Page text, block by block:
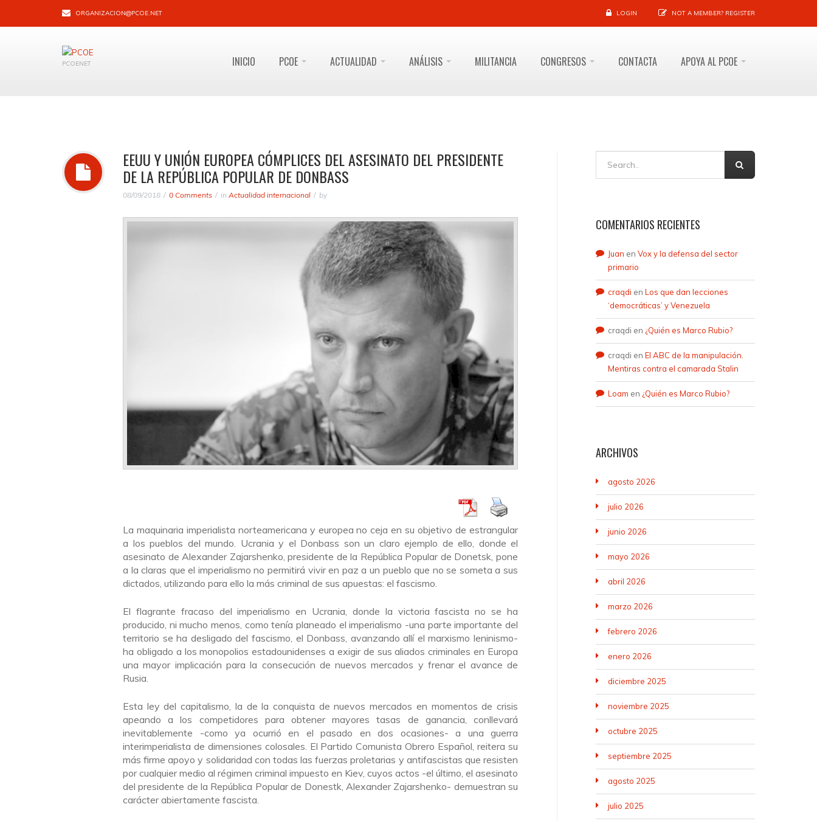
ORGANIZACION@PCOE.NET LOGIN NOT A MEMBER? REGISTER
PCOENET INICIO PCOE ACTUALIDAD ANÁLISIS MILITANCIA CONGRESOS CONTACTA APOYA AL PCOE
EEUU Y UNIÓN EUROPEA CÓMPLICES DEL ASESINATO DEL PRESIDENTE
DE LA REPÚBLICA POPULAR DE DONBASS
08/09/2018 0 Comments in Actualidad internacional by
La maquinaria imperialista norteamericana y europea no ceja en su objetivo de estrangular
a los pueblos del mundo. Ucrania y el Donbass son un claro ejemplo de ello, donde el
asesinato de Alexander Zajarshenko, presidente de la República Popular de Donetsk, pone
a la claras que el imperialismo no permitirá vivir en paz a un pueblo que no se someta a sus
dictados, utilizando para ello la más criminal de sus apuestas: el fascismo.
El flagrante fracaso del imperialismo en Ucrania, donde la victoria fascista no se ha
producido, ni mucho menos, como tenía planeado el imperialismo -una parte importante del
territorio se ha desligado del fascismo, el Donbass, avanzando allí el marxismo leninismo-
ha obligado a los monopolios estadounidenses a exigir de sus aliados criminales en Europa
una mayor implicación para la consecución de nuevos mercados y frenar el avance de
Rusia.
Esta ley del capitalismo, la de la conquista de nuevos mercados en momentos de crisis
apeando a los competidores para obtener mayores tasas de ganancia, conllevará
inevitablemente -como ya ocurrió en el pasado en dos ocasiones- a una guerra
interimperialista de dimensiones colosales. El Partido Comunista Obrero Español, reitera su
más firme apoyo y solidaridad con todas las fuerzas proletarias y antifascistas que resisten
por cualquier medio al régimen criminal impuesto en Kiev, cuyos actos -el último, el asesinato
del presidente de la República Popular de Donestk, Alexander Zajarshenko- demuestran su
carácter abiertamente fascista.
COMENTARIOS RECIENTES
Juan en Vox y la defensa del sector
primario
craqdi en Los que dan lecciones
‘democráticas’ y Venezuela
craqdi en ¿Quién es Marco Rubio?
craqdi en El ABC de la manipulación.
Mentiras contra el camarada Stalin
Loam en ¿Quién es Marco Rubio?
ARCHIVOS
agosto 2026
julio 2026
junio 2026
mayo 2026
abril 2026
marzo 2026
febrero 2026
enero 2026
diciembre 2025
noviembre 2025
octubre 2025
septiembre 2025
agosto 2025
julio 2025